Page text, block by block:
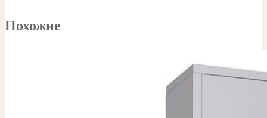
Похожие